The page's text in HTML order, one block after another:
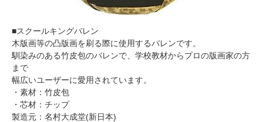
■スクールキングバレン
木版画等の凸版画を刷る際に使用するバレンです。
馴染みのある竹皮包のバレンで、学校教材からプロの版画家の方
まで
幅広いユーザーに愛用されています。
・素材：竹皮包
・芯材：チップ
製造元：名村大成堂(新日本)